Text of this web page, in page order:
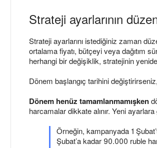
Strateji ayarlarının
Strateji ayarlarını istediğiniz zaman
ortalama fiyatı, bütçeyi veya dağıtım
herhangi bir değişiklik, stratejinin
Dönem başlangıç tarihini
Dönem henüz tamamlanmamışken
harcamalar dikkate alınır. Yeni
Örneğin, kampanyada 1
Şubat’a kadar 90.000 ruble